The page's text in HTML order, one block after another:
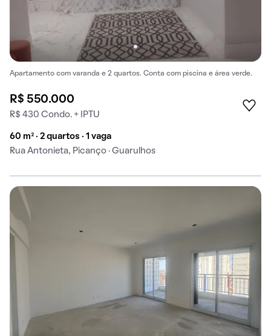
Apartamento com varanda e 2 quartos. Conta com piscina e área verde.
R$ 550.000
R$ 430 Condo. + IPTU
60 m² · 2 quartos · 1 vaga
Rua Antonieta, Picanço · Guarulhos